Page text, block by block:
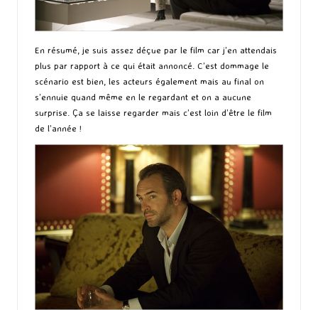
En résumé, je suis assez déçue par le film car j’en attendais
plus par rapport à ce qui était annoncé. C’est dommage le
scénario est bien, les acteurs également mais au final on
s’ennuie quand même en le regardant et on a aucune
surprise. Ça se laisse regarder mais c’est loin d’être le film
de l’année !